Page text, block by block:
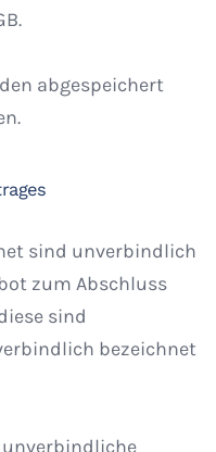
abgespeichert
sind unverbindlich
zum Abschluss
sind
bezeichnet
unverbindliche